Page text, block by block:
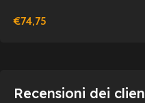
Windows
€74,75
Recensioni dei